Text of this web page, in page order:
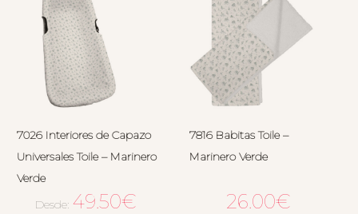
7026 Interiores de Capazo
Universales Toile – Marinero
Verde
Desde: 49.50€
7816 Babitas Toile –
Marinero Verde
26.00€